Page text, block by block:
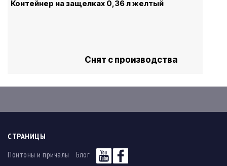
Контейнер на защелках 0,36 л желтый
Снят с производства
СТРАНИЦЫ
Понтоны и причалы Блог